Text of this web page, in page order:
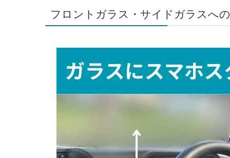
フロントガラス・サイドガラスへ